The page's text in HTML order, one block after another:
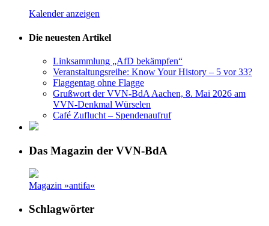
Kalender anzeigen
Die neuesten Artikel
Linksammlung „AfD bekämpfen“
Veranstaltungsreihe: Know Your History – 5 vor 33?
Flaggentag ohne Flagge
Grußwort der VVN-BdA Aachen, 8. Mai 2026 am
VVN-Denkmal Würselen
Café Zuflucht – Spendenaufruf
Das Magazin der VVN-BdA
Magazin »antifa«
Schlagwörter